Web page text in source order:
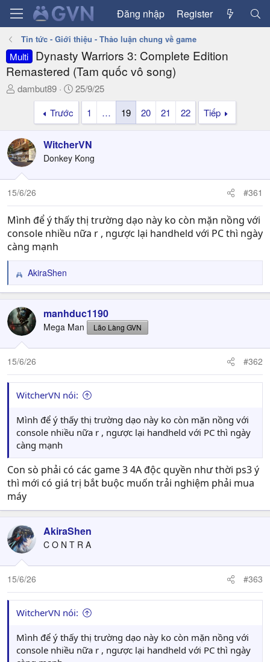
Đăng nhập Register
Tin tức - Giới thiệu - Thảo luận chung về game
Multi
Dynasty Warriors 3: Complete Edition
Remastered (Tam quốc vô song)
T
a
d
s
t
a
t
e
r
dambut89
N
g
y
g
ử
i
25/9/25
Trước
1 … 19 20 21 22 Tiếp
WitcherVN
Donkey Kong
15/6/26 #361
Mình để ý thấy thị trường dạo này ko còn mặn nồng với
console nhiều nữa r , ngược lại handheld với PC thì ngày
càng mạnh
R
e
c
t
i
o
n
:
AkiraShen
manhduc1190
Mega Man Lão Làng GVN
15/6/26 #362
WitcherVN nói:
Mình để ý thấy thị trường dạo này ko còn mặn nồng với
console nhiều nữa r , ngược lại handheld với PC thì ngày
càng mạnh
Con sò phải có các game 3 4A độc quyền như thời ps3 ý
thì mới có giá trị bắt buộc muốn trải nghiệm phải mua
máy
AkiraShen
C O N T R A
15/6/26 #363
WitcherVN nói:
Mình để ý thấy thị trường dạo này ko còn mặn nồng với
console nhiều nữa r , ngược lại handheld với PC thì ngày